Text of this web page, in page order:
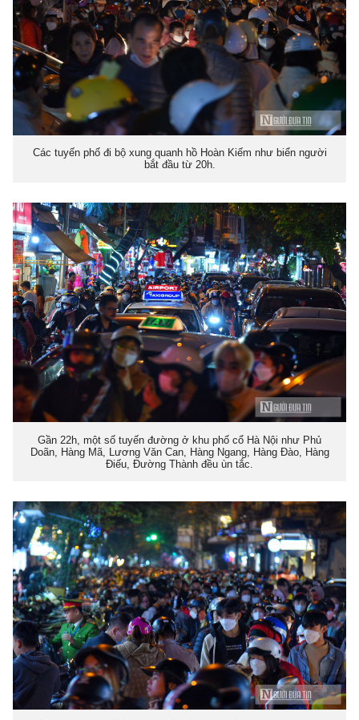
Các tuyến phố đi bộ xung quanh hồ Hoàn Kiếm như biển người
bắt đầu từ 20h.
Gần 22h, một số tuyến đường ở khu phố cổ Hà Nội như Phủ
Doãn, Hàng Mã, Lương Văn Can, Hàng Ngang, Hàng Đào, Hàng
Điếu, Đường Thành đều ùn tắc.